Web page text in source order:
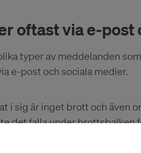
oftast via e-post
typer av meddelanden
e-post och sociala medier.
i sig är inget brott och även
det falla under brottsbalken
hets mot folkgrupp och